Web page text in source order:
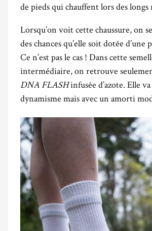
de pieds qui chauffent lors des longs
Lorsqu’on voit cette chaussure, on
des chances qu’elle soit dotée d’une
Ce n’est pas le cas ! Dans cette
intermédiaire, on retrouve
DNA FLASHinfusée d’azote. Elle
dynamisme mais avec un amorti